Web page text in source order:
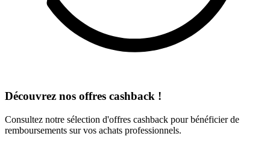
Découvrez nos offres cashback !
Consultez notre sélection d'offres cashback pour bénéficier de
remboursements sur vos achats professionnels.